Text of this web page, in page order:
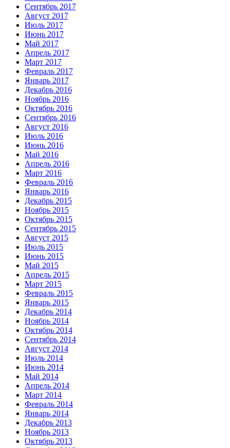
Сентябрь 2017
Август 2017
Июль 2017
Июнь 2017
Май 2017
Апрель 2017
Март 2017
Февраль 2017
Январь 2017
Декабрь 2016
Ноябрь 2016
Октябрь 2016
Сентябрь 2016
Август 2016
Июль 2016
Июнь 2016
Май 2016
Апрель 2016
Март 2016
Февраль 2016
Январь 2016
Декабрь 2015
Ноябрь 2015
Октябрь 2015
Сентябрь 2015
Август 2015
Июль 2015
Июнь 2015
Май 2015
Апрель 2015
Март 2015
Февраль 2015
Январь 2015
Декабрь 2014
Ноябрь 2014
Октябрь 2014
Сентябрь 2014
Август 2014
Июль 2014
Июнь 2014
Май 2014
Апрель 2014
Март 2014
Февраль 2014
Январь 2014
Декабрь 2013
Ноябрь 2013
Октябрь 2013